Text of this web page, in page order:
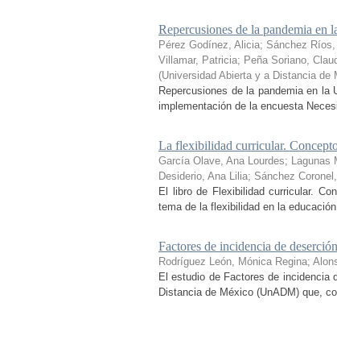
Repercusiones de la pandemia en
Pérez Godínez, Alicia; Sánchez
Villamar, Patricia; Peña Soriano,
(Universidad Abierta y a Distancia de
Repercusiones de la pandemia en
implementación de la encuesta
La flexibilidad curricular.
García Olave, Ana Lourdes; Lagunas
Desiderio, Ana Lilia; Sánchez
El libro de Flexibilidad curricular.
tema de la flexibilidad en la
Factores de incidencia de
Rodríguez León, Mónica Regina;
El estudio de Factores de incidencia
Distancia de México (UnADM) que,